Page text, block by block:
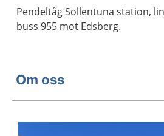
Pendeltåg Sollentuna station,
buss 955 mot Edsberg.
Om oss